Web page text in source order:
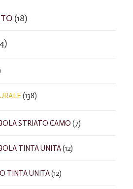
(18)
(138)
STRIATO CAMO (7)
TINTA UNITA(12)
TINTA UNITA(12)